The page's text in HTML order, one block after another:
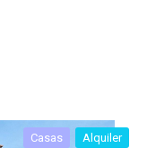
Casas Alquiler